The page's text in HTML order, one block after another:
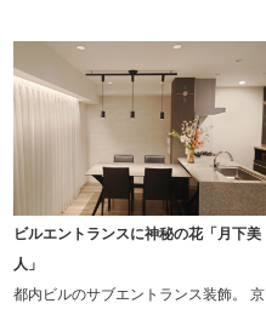
ビルエントランスに神秘の花「月下美
人」
都内ビルのサブエントランス装飾。 京